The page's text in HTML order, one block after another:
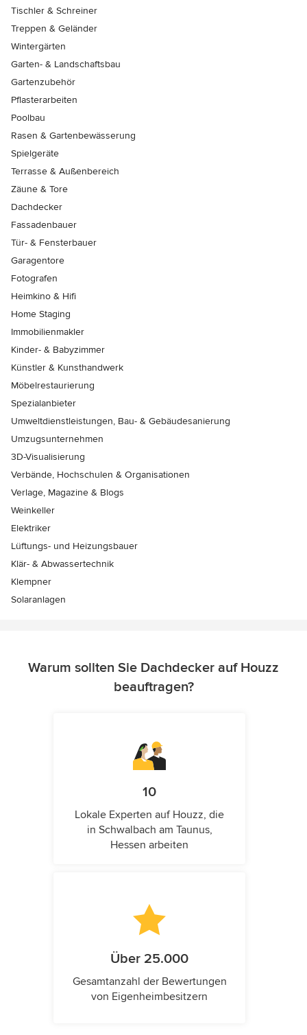
Tischler & Schreiner
Treppen & Geländer
Wintergärten
Garten- & Landschaftsbau
Gartenzubehör
Pflasterarbeiten
Poolbau
Rasen & Gartenbewässerung
Spielgeräte
Terrasse & Außenbereich
Zäune & Tore
Dachdecker
Fassadenbauer
Tür- & Fensterbauer
Garagentore
Fotografen
Heimkino & Hifi
Home Staging
Immobilienmakler
Kinder- & Babyzimmer
Künstler & Kunsthandwerk
Möbelrestaurierung
Spezialanbieter
Umweltdienstleistungen, Bau- & Gebäudesanierung
Umzugsunternehmen
3D-Visualisierung
Verbände, Hochschulen & Organisationen
Verlage, Magazine & Blogs
Weinkeller
Elektriker
Lüftungs- und Heizungsbauer
Klär- & Abwassertechnik
Klempner
Solaranlagen
Warum sollten Sie Dachdecker auf Houzz
beauftragen?
10
Lokale Experten auf Houzz, die
in Schwalbach am Taunus,
Hessen arbeiten
Über 25.000
Gesamtanzahl der Bewertungen
von Eigenheimbesitzern